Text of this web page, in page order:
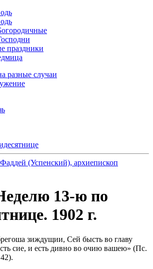
праздники
разные случаи
(Успенский), архиепископ
13-ю по
1902 г.
зиждущии, Сей бысть во главу
сие, и есть дивно во очию вашею» (Пс.